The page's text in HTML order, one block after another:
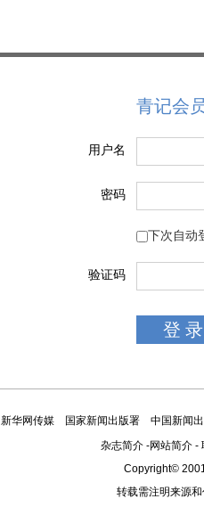
青记会
用户名
密码
下次自动
验证码
新华网传媒 国家新闻出版署
中国新闻
杂志简介 -网站简介 -
Copyright©
转载需注明来源